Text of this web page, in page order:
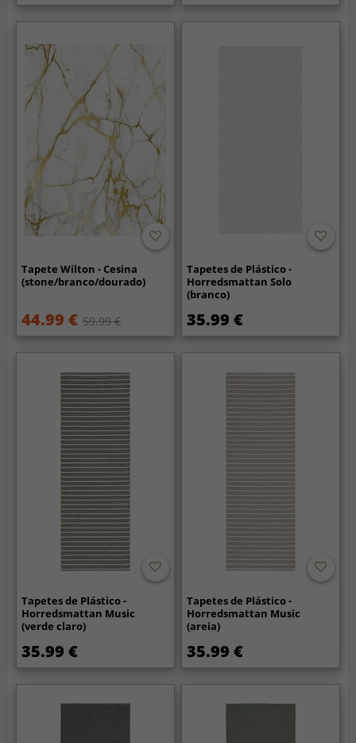
Tapete Wilton - Cesina
(stone/branco/dourado)
44.99 € 59.99 €
Tapetes de Plástico -
Horredsmattan Solo
(branco)
35.99 €
Tapetes de Plástico -
Horredsmattan Music
(verde claro)
35.99 €
Tapetes de Plástico -
Horredsmattan Music
(areia)
35.99 €